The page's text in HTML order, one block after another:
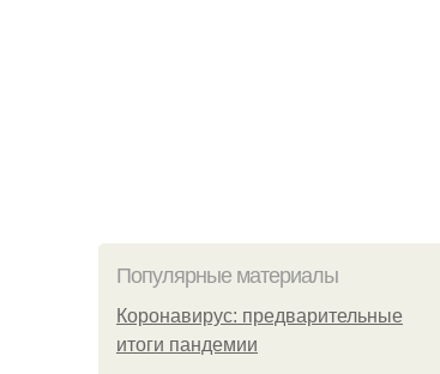
Популярные материалы
Коронавирус: предварительные
итоги пандемии